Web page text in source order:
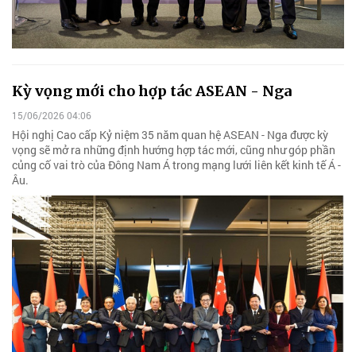
Kỳ vọng mới cho hợp tác ASEAN - Nga
15/06/2026 04:06
Hội nghị Cao cấp Kỷ niệm 35 năm quan hệ ASEAN - Nga được kỳ
vọng sẽ mở ra những định hướng hợp tác mới, cũng như góp phần
củng cố vai trò của Đông Nam Á trong mạng lưới liên kết kinh tế Á -
Âu.